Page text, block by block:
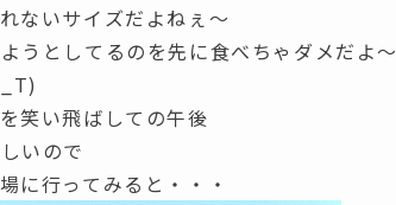
ないサイズだよねぇ～
うとしてるのを先に食べちゃダメだよ～
笑い飛ばしての午後
いので
に行ってみると・・・